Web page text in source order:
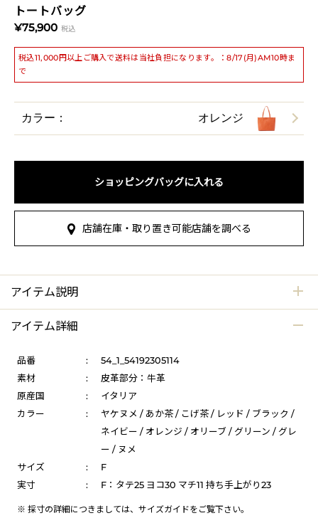
トートバッグ
¥75,900 税込
税込11,000円以上ご購入で送料は当社負担になります。：8/17(月)AM10時ま
で
カラー： オレンジ
ショッピングバッグに入れる
店舗在庫・取り置き可能店舗を調べる
アイテム説明
アイテム詳細
品番 :
54_1_54192305114
素材
:
皮革部分：牛革
原産国
:
イタリア
カラー
:
ヤケヌメ / あか茶 / こげ茶 / レッド / ブラック /
ネイビー / オレンジ / オリーブ / グリーン / グレ
ー / ヌメ
サイズ
:
F
実寸
: F：タテ25 ヨコ30 マチ11 持ち手上がり23
※ 採寸の詳細につきましては、 サイズガイドをご覧下さい。